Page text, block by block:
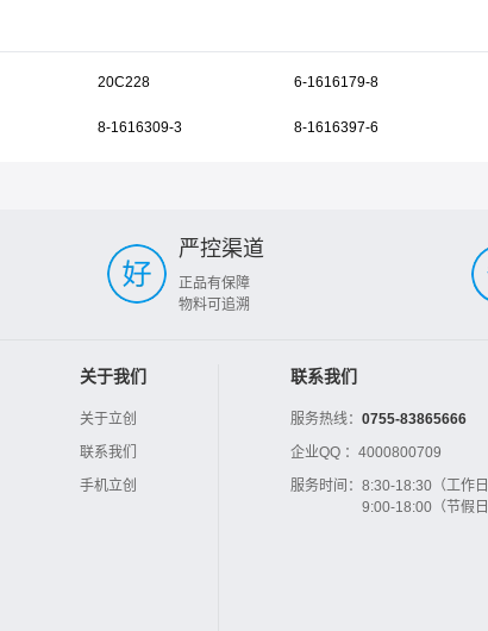
20C228 6-1616179-8
8-1616309-3 8-1616397-6
严控渠道
正品有保障
物料可追溯
关于我们
关于立创
联系我们
手机立创
联系我们
服务热线： 0755-83865666
企业QQ ： 4000800709
服务时间： 8:30-18:30（工作日
9:00-18:00（节假日